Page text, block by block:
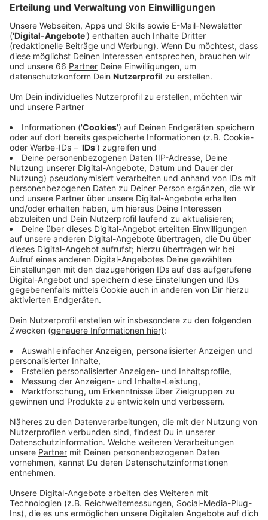
Tell neben modernen Stoffen und dem Musical
Veröffentlicht:Samstag, 07.05.2022 08:50
Anzeige
Schauspiel und Jungem Schauspiel zur
Weihnachtszeit: Robin Hood wird dann aufgeführt. Und
zum Ende der Spielzeit ist auch wieder ein Open-Air-
Stück geplant. Generalintendant Wilfried Schulz ist
froh, dass er mit seinem Team eine relativ "normale"
Spielzeit planen konnte. Das liege an der
Unterstützung von Stadt und Land während der
Pandemie.
Anzeige
Für die kommende Spielzeit wurde mit 130.000 bis
Ziel sei es aber, dass noch mehr Menschen Stücke auf
Münsterstrasse ansehen. Das hänge aber von der
weiteren Entwicklung der Pandemie und auch des
Krieges in der Ukraine ab.
Anzeige
Weitere Infos und links zum Thema:
Anzeige
Das Programm des DHaus zur Spielzeit 2022/23